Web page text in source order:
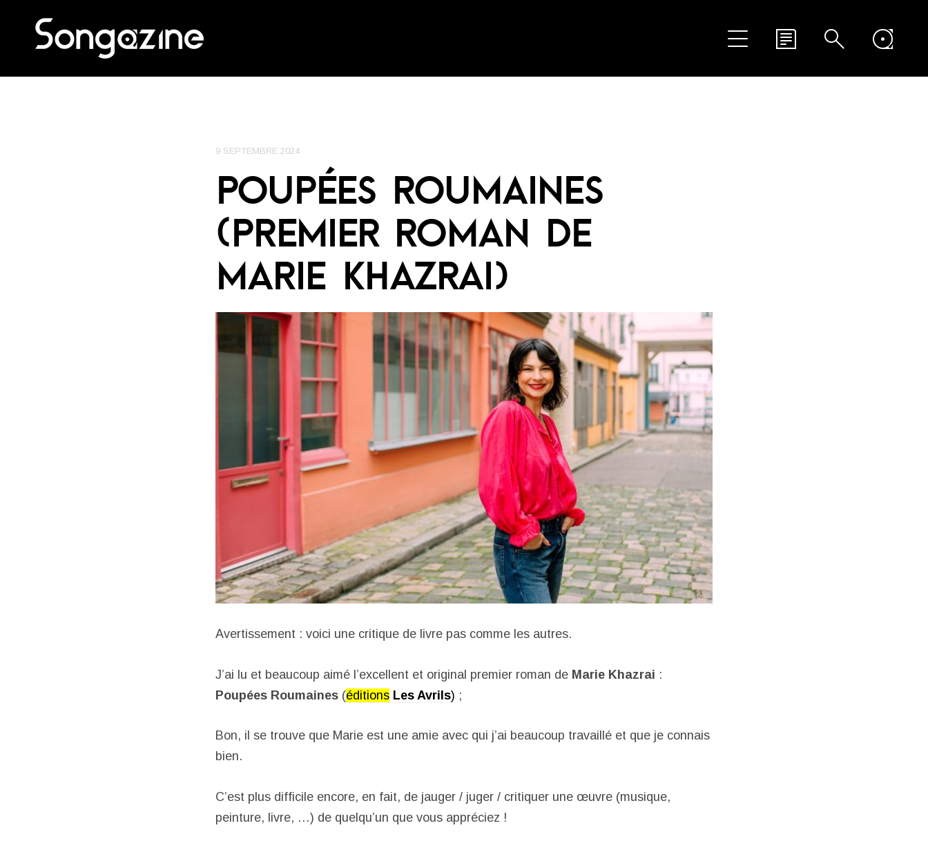
9 SEPTEMBRE 2024
POUPÉES ROUMAINES
(PREMIER ROMAN DE
MARIE KHAZRAI)
Avertissement : voici une critique de livre pas comme les autres.
J’ai lu et beaucoup aimé l’excellent et original premier roman de Marie Khazrai :
Poupées Roumaines (éditions Les Avrils) ;
Bon, il se trouve que Marie est une amie avec qui j’ai beaucoup travaillé et que je connais
bien.
C’est plus difficile encore, en fait, de jauger / juger / critiquer une œuvre (musique,
peinture, livre, …) de quelqu’un que vous appréciez !